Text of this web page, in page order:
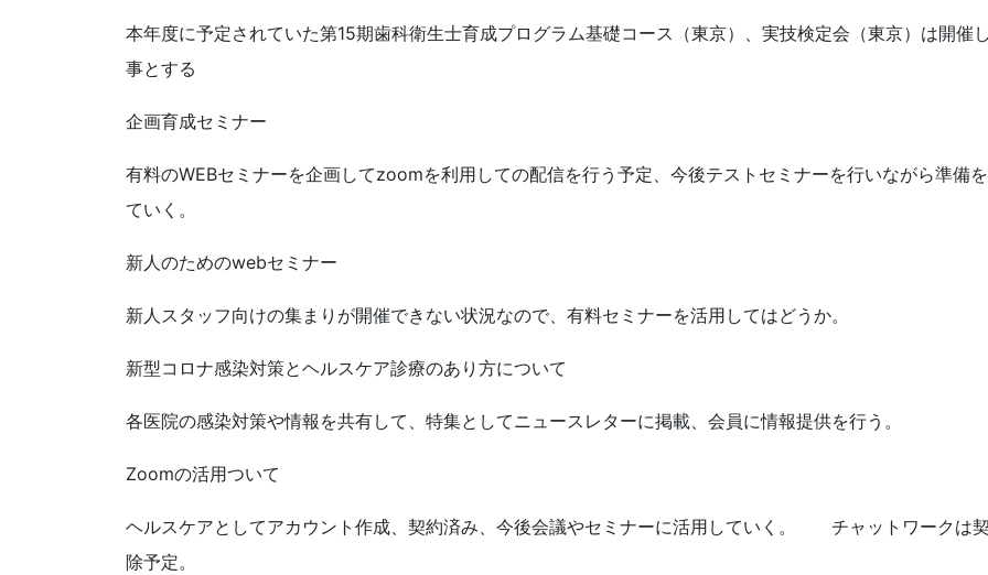
本年度に予定されていた第15期歯科衛生士育成プログラム基礎コース（東京）、実技検定会（東京）は開催
事とする
企画育成セミナー
有料のWEBセミナーを企画してzoomを利用しての配信を行う予定、今後テストセミナーを行いながら準備
ていく。
新人のためのwebセミナー
新人スタッフ向けの集まりが開催できない状況なので、有料セミナーを活用してはどうか。
新型コロナ感染対策とヘルスケア診療のあり方について
各医院の感染対策や情報を共有して、特集としてニュースレターに掲載、会員に情報提供を行う。
Zoomの活用ついて
ヘルスケアとしてアカウント作成、契約済み、今後会議やセミナーに活用していく。 チャットワークは
除予定。